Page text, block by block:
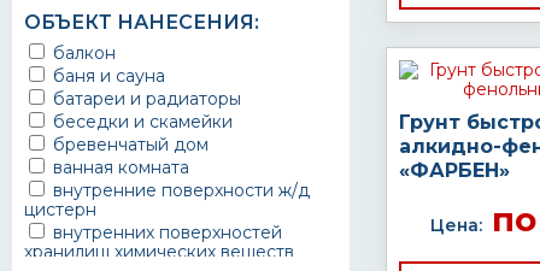
ОБЪЕКТ НАНЕСЕНИЯ:
балкон
баня и сауна
батареи и радиаторы
беседки и скамейки
бревенчатый дом
ванная комната
внутренние поверхности ж/д
цистерн
внутренних поверхностей
хранилищ химических веществ
Грунт
алкидно-
«ФАРБЕН»
Цена:по